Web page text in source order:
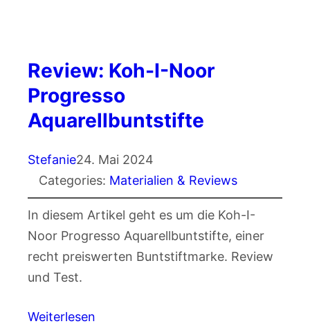
Review: Koh-I-Noor
Progresso
Aquarellbuntstifte
Stefanie24. Mai 2024
Categories: Materialien & Reviews
In diesem Artikel geht es um die Koh-I-
Noor Progresso Aquarellbuntstifte, einer
recht preiswerten Buntstiftmarke. Review
und Test.
Weiterlesen